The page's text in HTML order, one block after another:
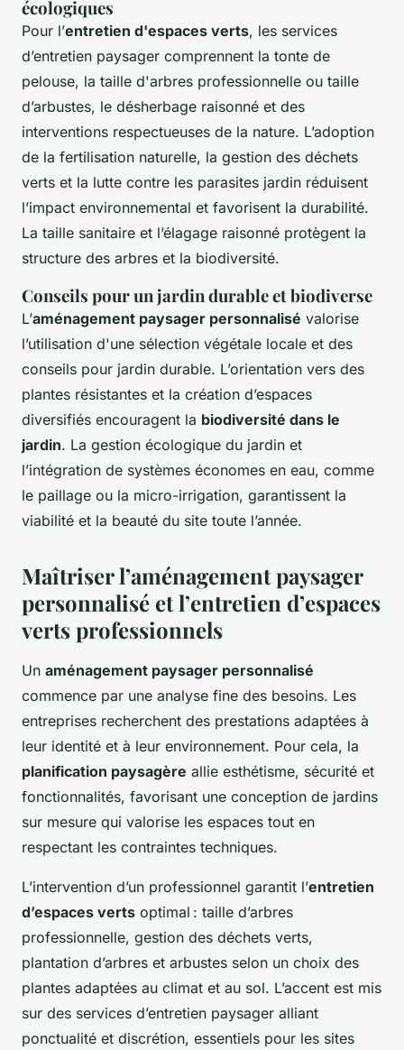
écologiques
Pour l’entretien d'espaces verts, les services
d’entretien paysager comprennent la tonte de
pelouse, la taille d'arbres professionnelle ou taille
d’arbustes, le désherbage raisonné et des
interventions respectueuses de la nature. L’adoption
de la fertilisation naturelle, la gestion des déchets
verts et la lutte contre les parasites jardin réduisent
l’impact environnemental et favorisent la durabilité.
La taille sanitaire et l’élagage raisonné protègent la
structure des arbres et la biodiversité.
Conseils pour un jardin durable et biodiverse
L’aménagement paysager personnalisé valorise
l’utilisation d'une sélection végétale locale et des
conseils pour jardin durable. L’orientation vers des
plantes résistantes et la création d’espaces
diversifiés encouragent la biodiversité dans le
jardin. La gestion écologique du jardin et
l’intégration de systèmes économes en eau, comme
le paillage ou la micro-irrigation, garantissent la
viabilité et la beauté du site toute l’année.
Maîtriser l’aménagement paysager
personnalisé et l’entretien d’espaces
verts professionnels
Un aménagement paysager personnalisé
commence par une analyse fine des besoins. Les
entreprises recherchent des prestations adaptées à
leur identité et à leur environnement. Pour cela, la
planification paysagère allie esthétisme, sécurité et
fonctionnalités, favorisant une conception de jardins
sur mesure qui valorise les espaces tout en
respectant les contraintes techniques.
L’intervention d’un professionnel garantit l’entretien
d’espaces verts optimal : taille d’arbres
professionnelle, gestion des déchets verts,
plantation d’arbres et arbustes selon un choix des
plantes adaptées au climat et au sol. L’accent est mis
sur des services d’entretien paysager alliant
ponctualité et discrétion, essentiels pour les sites